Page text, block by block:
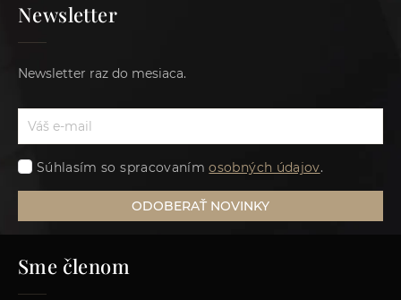
Newsletter
Newsletter raz do mesiaca.
Súhlasím so spracovanímosobných údajov.
ODOBERAŤ NOVINKY
Sme členom